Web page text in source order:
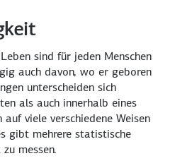
sind für jeden Menschen
auch davon, wo er geboren
unterscheiden sich
als auch innerhalb eines
viele verschiedene Weisen
gibt mehrere statistische
messen.